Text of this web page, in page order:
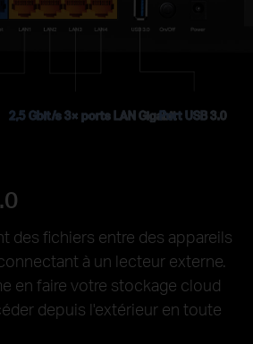
2,5 Gbit/s 3× ports LAN GigabitPort USB 3.0
des fichiers entre des appareils
à un lecteur externe.
en faire votre stockage cloud
depuis l'extérieur en toute